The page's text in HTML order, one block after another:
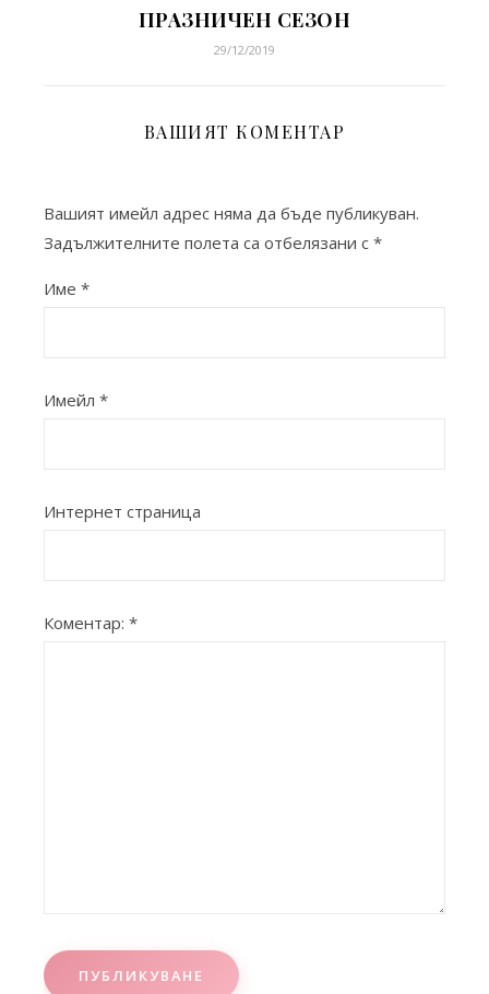
ПРАЗНИЧЕН СЕЗОН
29/12/2019
ВАШИЯТ КОМЕНТАР
Вашият имейл адрес няма да бъде публикуван.
Задължителните полета са отбелязани с *
Име *
Имейл *
Интернет страница
Коментар: *